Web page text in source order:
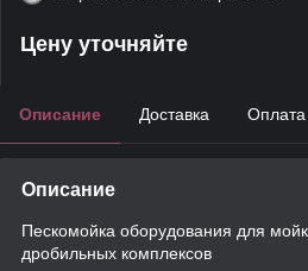
Цену уточняйте
Описание Доставка Оплата
Описание
Пескомойка оборудования для
дробильных комплексов